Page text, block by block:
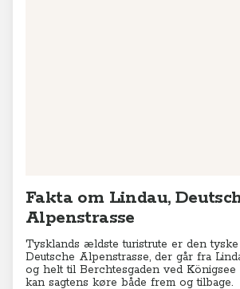
Fakta om Lindau,
Alpenstrasse
Tysklands ældste turistrute er den
Deutsche Alpenstrasse, der går fra
og helt til Berchtesgaden ved Königsee
kan sagtens køre både frem og tilbage.